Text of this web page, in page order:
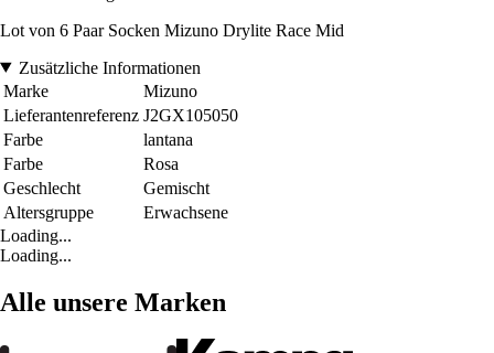
Lot von 6 Paar Socken Mizuno Drylite Race Mid
Zusätzliche Informationen
Marke
Mizuno
Lieferantenreferenz J2GX105050
Farbe
lantana
Farbe
Rosa
Geschlecht
Gemischt
Altersgruppe
Erwachsene
Loading...
Loading...
Alle unsere Marken